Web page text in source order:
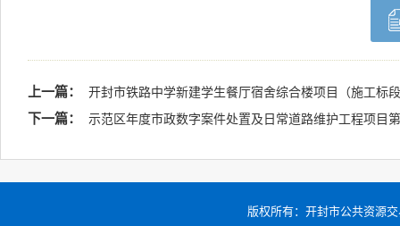
上一篇： 开封市铁路中学新建学生餐厅宿舍综合楼项目（施工标
下一篇： 示范区年度市政数字案件处置及日常道路维护工程项目
版权所有： 开封市公共资源